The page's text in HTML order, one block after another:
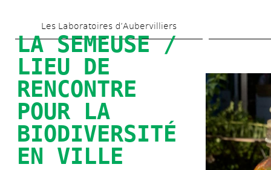
au
contenu
principal
Les Laboratoires d’Aubervilliers
LA SEMEUSE /
LIEU DE
RENCONTRE
POUR LA
BIODIVERSITÉ
EN VILLE